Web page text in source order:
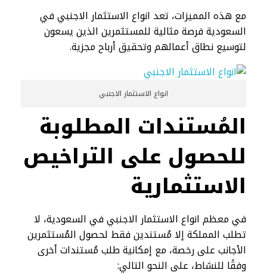
مع هذه المميزات، تعد انواع الاستثمار الاجنبي في
السعودية فرصة مثالية للمستثمرين الذين يسعون
لتوسيع نطاق أعمالهم وتحقيق أرباح مجزية.
انواع الاستثمار الاجنبي
المُستندات المطلوبة
للحصول على التراخيص
الاستثمارية
في معظم انواع الاستثمار الاجنبي في السعودية، لا
تطلب المملكة إلا مُستندين فقط لحصول المُستثمرين
الأجانب على رخصة، مع إمكانية طلب مُستندات أخرى
وفقًا للنشاط، على النحو التالي: